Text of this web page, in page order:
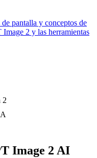
pantalla y conceptos de
2 y las herramientas
2
Image 2 AI